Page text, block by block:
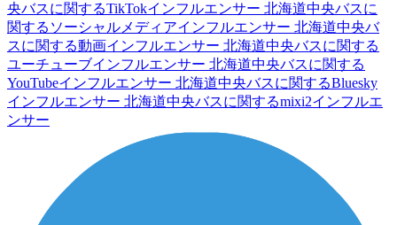
央バスに関するTikTokインフルエンサー 北海道中央バスに
関するソーシャルメディアインフルエンサー 北海道中央バ
スに関する動画インフルエンサー 北海道中央バスに関する
ユーチューブインフルエンサー 北海道中央バスに関する
YouTubeインフルエンサー 北海道中央バスに関するBluesky
インフルエンサー 北海道中央バスに関するmixi2インフルエ
ンサー